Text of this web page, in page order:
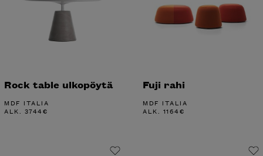
Rock table ulkopöytä
MDF ITALIA
ALK. 3744€
Fuji rahi
MDF ITALIA
ALK. 1164€